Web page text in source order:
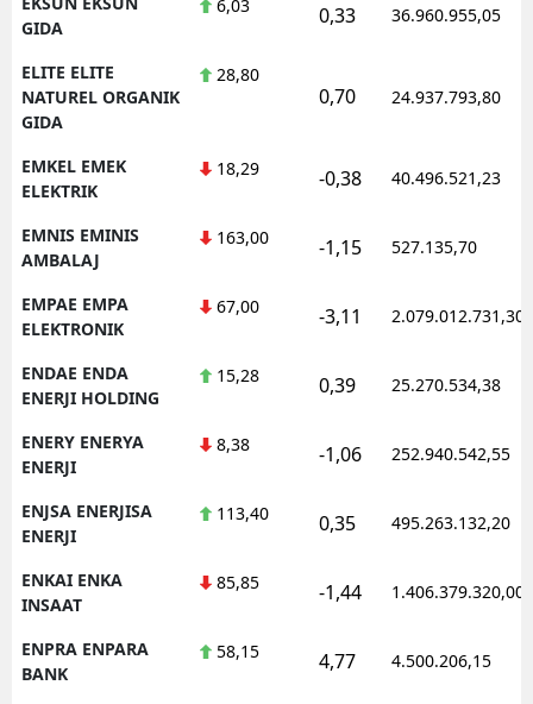
GIDA
6,03 0,33 36.960.955,05
ELITE ELITE
NATUREL ORGANIK
GIDA
28,80
0,70 24.937.793,80
EMKEL EMEK
ELEKTRIK
18,29 -0,38 40.496.521,23
EMNIS EMINIS
AMBALAJ
163,00 -1,15 527.135,70
EMPAE EMPA
ELEKTRONIK
67,00 -3,11 2.079.012.731,30
ENDAE ENDA
ENERJI HOLDING
15,28 0,39 25.270.534,38
ENERY ENERYA
ENERJI
8,38 -1,06 252.940.542,55
ENJSA ENERJISA
ENERJI
113,40 0,35 495.263.132,20
ENKAI ENKA
INSAAT
85,85 -1,44 1.406.379.320,00
ENPRA ENPARA
BANK
58,15 4,77 4.500.206,15